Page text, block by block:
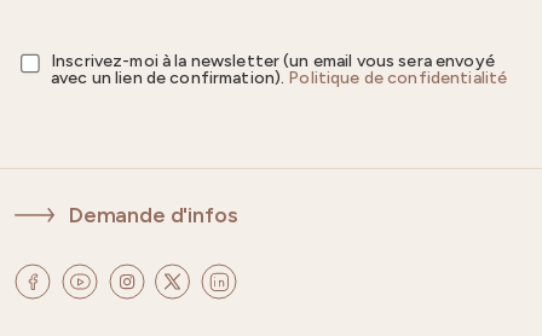
Inscrivez-moi à la newsletter (un email vous sera envoyé
avec un lien de confirmation). Politique de confidentialité
Demande d'infos